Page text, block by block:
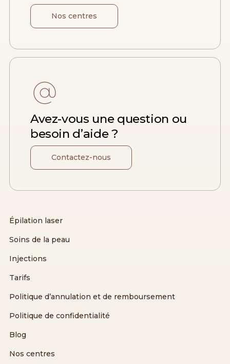
Nos centres
Avez-vous une question ou
besoin d’aide ?
Contactez-nous
Épilation laser
Soins de la peau
Injections
Tarifs
Politique d’annulation et de remboursement
Politique de confidentialité
Blog
Nos centres